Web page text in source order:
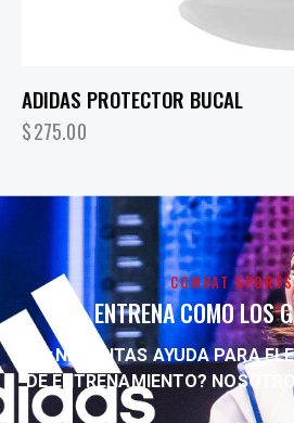
ADIDAS PROTECTOR BUCAL
$275.00
COMBAT SPORTS
ENTRENA COMO LOS
¿NECESITAS AYUDA PARA
DE ENTRENAMIENTO?